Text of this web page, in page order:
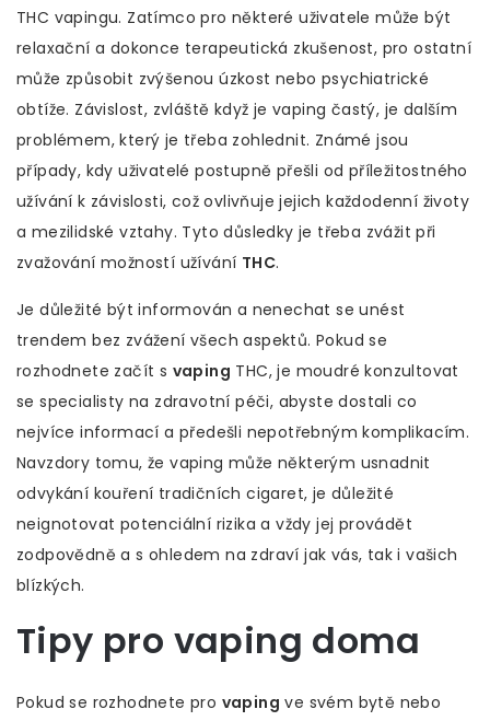
THC vapingu. Zatímco pro některé uživatele může být
relaxační a dokonce terapeutická zkušenost, pro ostatní
může způsobit zvýšenou úzkost nebo psychiatrické
obtíže. Závislost, zvláště když je vaping častý, je dalším
problémem, který je třeba zohlednit. Známé jsou
případy, kdy uživatelé postupně přešli od příležitostného
užívání k závislosti, což ovlivňuje jejich každodenní životy
a mezilidské vztahy. Tyto důsledky je třeba zvážit při
zvažování možností užívání THC.
Je důležité být informován a nenechat se unést
trendem bez zvážení všech aspektů. Pokud se
rozhodnete začít s vaping THC, je moudré konzultovat
se specialisty na zdravotní péči, abyste dostali co
nejvíce informací a předešli nepotřebným komplikacím.
Navzdory tomu, že vaping může některým usnadnit
odvykání kouření tradičních cigaret, je důležité
neignotovat potenciální rizika a vždy jej provádět
zodpovědně a s ohledem na zdraví jak vás, tak i vašich
blízkých.
Tipy pro vaping doma
Pokud se rozhodnete pro vaping ve svém bytě nebo